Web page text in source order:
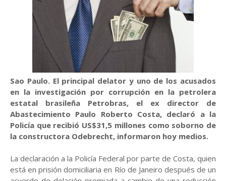
Sao Paulo. El principal delator y uno de los acusados
en la investigación por corrupción en la petrolera
estatal brasileña Petrobras, el ex director de
Abastecimiento Paulo Roberto Costa, declaró a la
Policía que recibió US$31,5 millones como soborno de
la constructora Odebrecht, informaron hoy medios.
La declaración a la Policía Federal por parte de Costa, quien
está en prisión domiciliaria en Río de Janeiro después de un